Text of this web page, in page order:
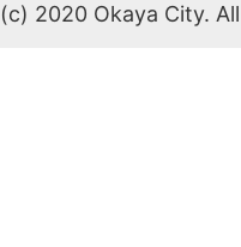
2020 Okaya City.